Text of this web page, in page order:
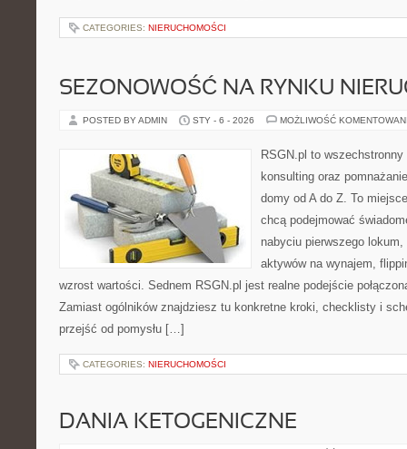
CATEGORIES: NIERUCHOMOŚCI
SEZONOWOŚĆ NA RYNKU
POSTED BY ADMIN STY - 6 - 2026 MOŻLIWOŚĆ
RSGN.pl to
konsulting oraz
domy od A do Z. To
chcą podejmować
nabyciu pierwszego
aktywów na wynajem,
wzrost wartości. Sednem RSGN.pl jest realne podejście
Zamiast ogólników znajdziesz tu konkretne kroki, checklisty i
przejść od pomysłu […]
CATEGORIES: NIERUCHOMOŚCI
DANIA KETOGENICZNE